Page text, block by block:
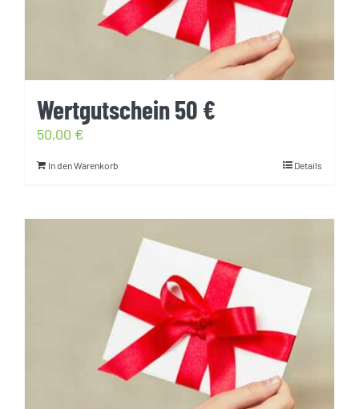
Wertgutschein 50 €
50,00 €
In den Warenkorb Details